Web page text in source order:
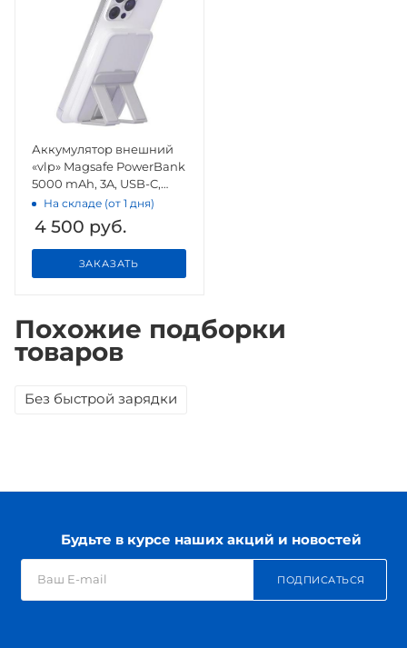
Аккумулятор внешний
«vlp» Magsafe PowerBank
5000 mAh, 3A, USB-C,
белый
На складе (от 1 дня)
4 500 руб.
ЗАКАЗАТЬ
Похожие подборки
товаров
Без быстрой зарядки
Будьте в курсе наших акций и новостей
ПОДПИСАТЬСЯ